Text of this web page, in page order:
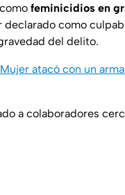
feminicidios en
como
del delito.
atacó con un
a colaboradores